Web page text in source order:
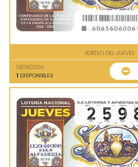
SORTEO DEL JUEVES
13/08/2026
1 DISPONIBLES